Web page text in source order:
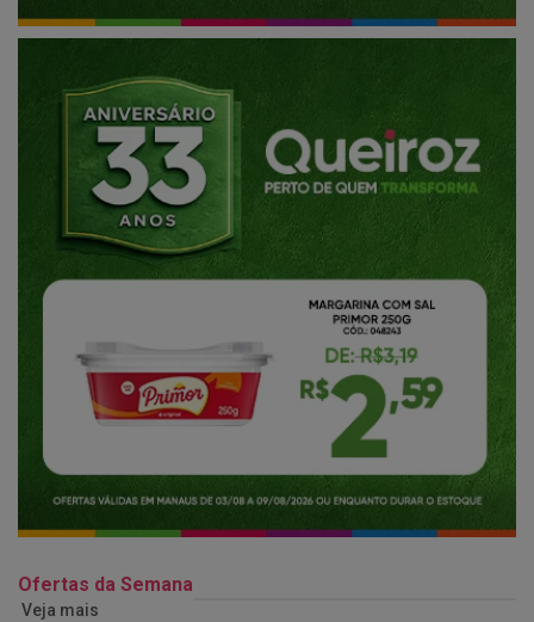
Ofertas da Semana
Veja mais